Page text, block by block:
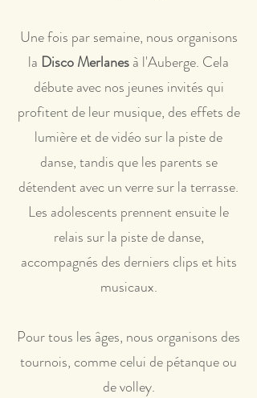
Une fois par semaine, nous organisons
la Disco Merlanesà l'Auberge. Cela
débute avec nos jeunes invités qui
profitent de leur musique, des effets de
lumière et de vidéo sur la piste de
danse, tandis que les parents se
détendent avec un verre sur la terrasse.
Les adolescents prennent ensuite le
relais sur la piste de danse,
accompagnés des derniers clips et hits
musicaux.
Pour tous les âges, nous organisons des
tournois, comme celui de pétanque ou
de volley.